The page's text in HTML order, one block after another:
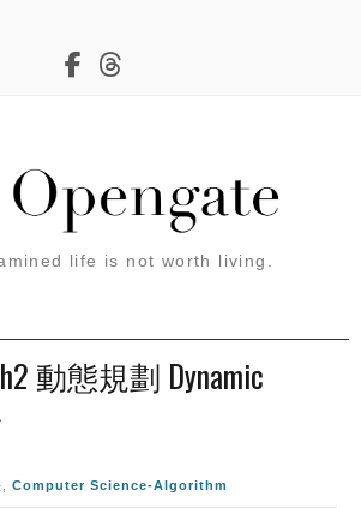
life is not worth living.
動態規劃 Dynamic
, Computer Science-Algorithm